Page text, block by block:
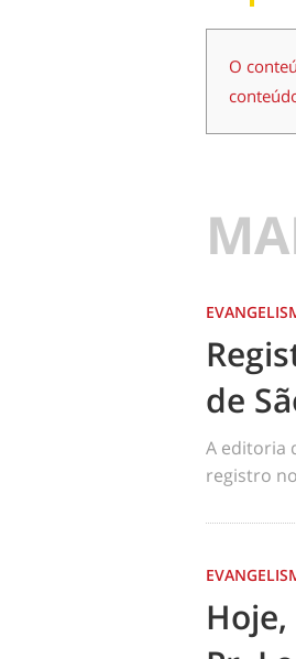
O
de
A editoria
registro